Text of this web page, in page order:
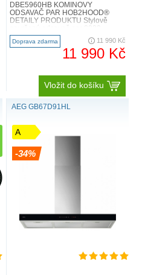
DBE5960HB KOMÍNOVÝ
ODSAVAČ PAR HOB2HOOD®
DETAILY PRODUKTU Stylově
Breeze tiše odstraňuje přetrvávající
pachy díky naší ..
Doprava zdarma 11 990 Kč
11 990 Kč
Vložit do košíku
AEG GB67D91HL
A
-34%